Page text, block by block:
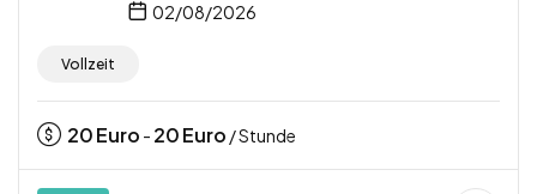
02/08/2026
Vollzeit
20Euro - 20Euro / Stunde